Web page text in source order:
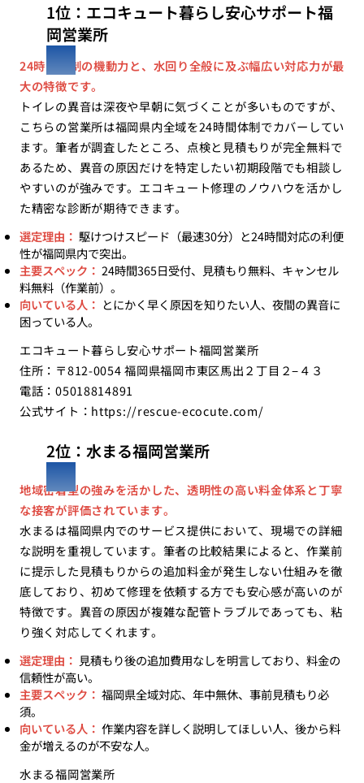
1位：エコキュート暮らし安心サポート福
岡営業所
24時間体制の機動力と、水回り全般に及ぶ幅広い対応力が最
大の特徴です。
トイレの異音は深夜や早朝に気づくことが多いものですが、
こちらの営業所は福岡県内全域を24時間体制でカバーしてい
ます。筆者が調査したところ、点検と見積もりが完全無料で
あるため、異音の原因だけを特定したい初期段階でも相談し
やすいのが強みです。エコキュート修理のノウハウを活かし
た精密な診断が期待できます。
選定理由： 駆けつけスピード（最速30分）と24時間対応の利便
性が福岡県内で突出。
主要スペック： 24時間365日受付、見積もり無料、キャンセル
料無料（作業前）。
向いている人： とにかく早く原因を知りたい人、夜間の異音に
困っている人。
エコキュート暮らし安心サポート福岡営業所
住所：〒812-0054 福岡県福岡市東区馬出２丁目２−４３
電話：05018814891
公式サイト： https://rescue-ecocute.com/
2位：水まる福岡営業所
地域密着型の強みを活かした、透明性の高い料金体系と丁寧
な接客が評価されています。
水まるは福岡県内でのサービス提供において、現場での詳細
な説明を重視しています。筆者の比較結果によると、作業前
に提示した見積もりからの追加料金が発生しない仕組みを徹
底しており、初めて修理を依頼する方でも安心感が高いのが
特徴です。異音の原因が複雑な配管トラブルであっても、粘
り強く対応してくれます。
選定理由： 見積もり後の追加費用なしを明言しており、料金の
信頼性が高い。
主要スペック： 福岡県全域対応、年中無休、事前見積もり必
須。
向いている人： 作業内容を詳しく説明してほしい人、後から料
金が増えるのが不安な人。
水まる福岡営業所